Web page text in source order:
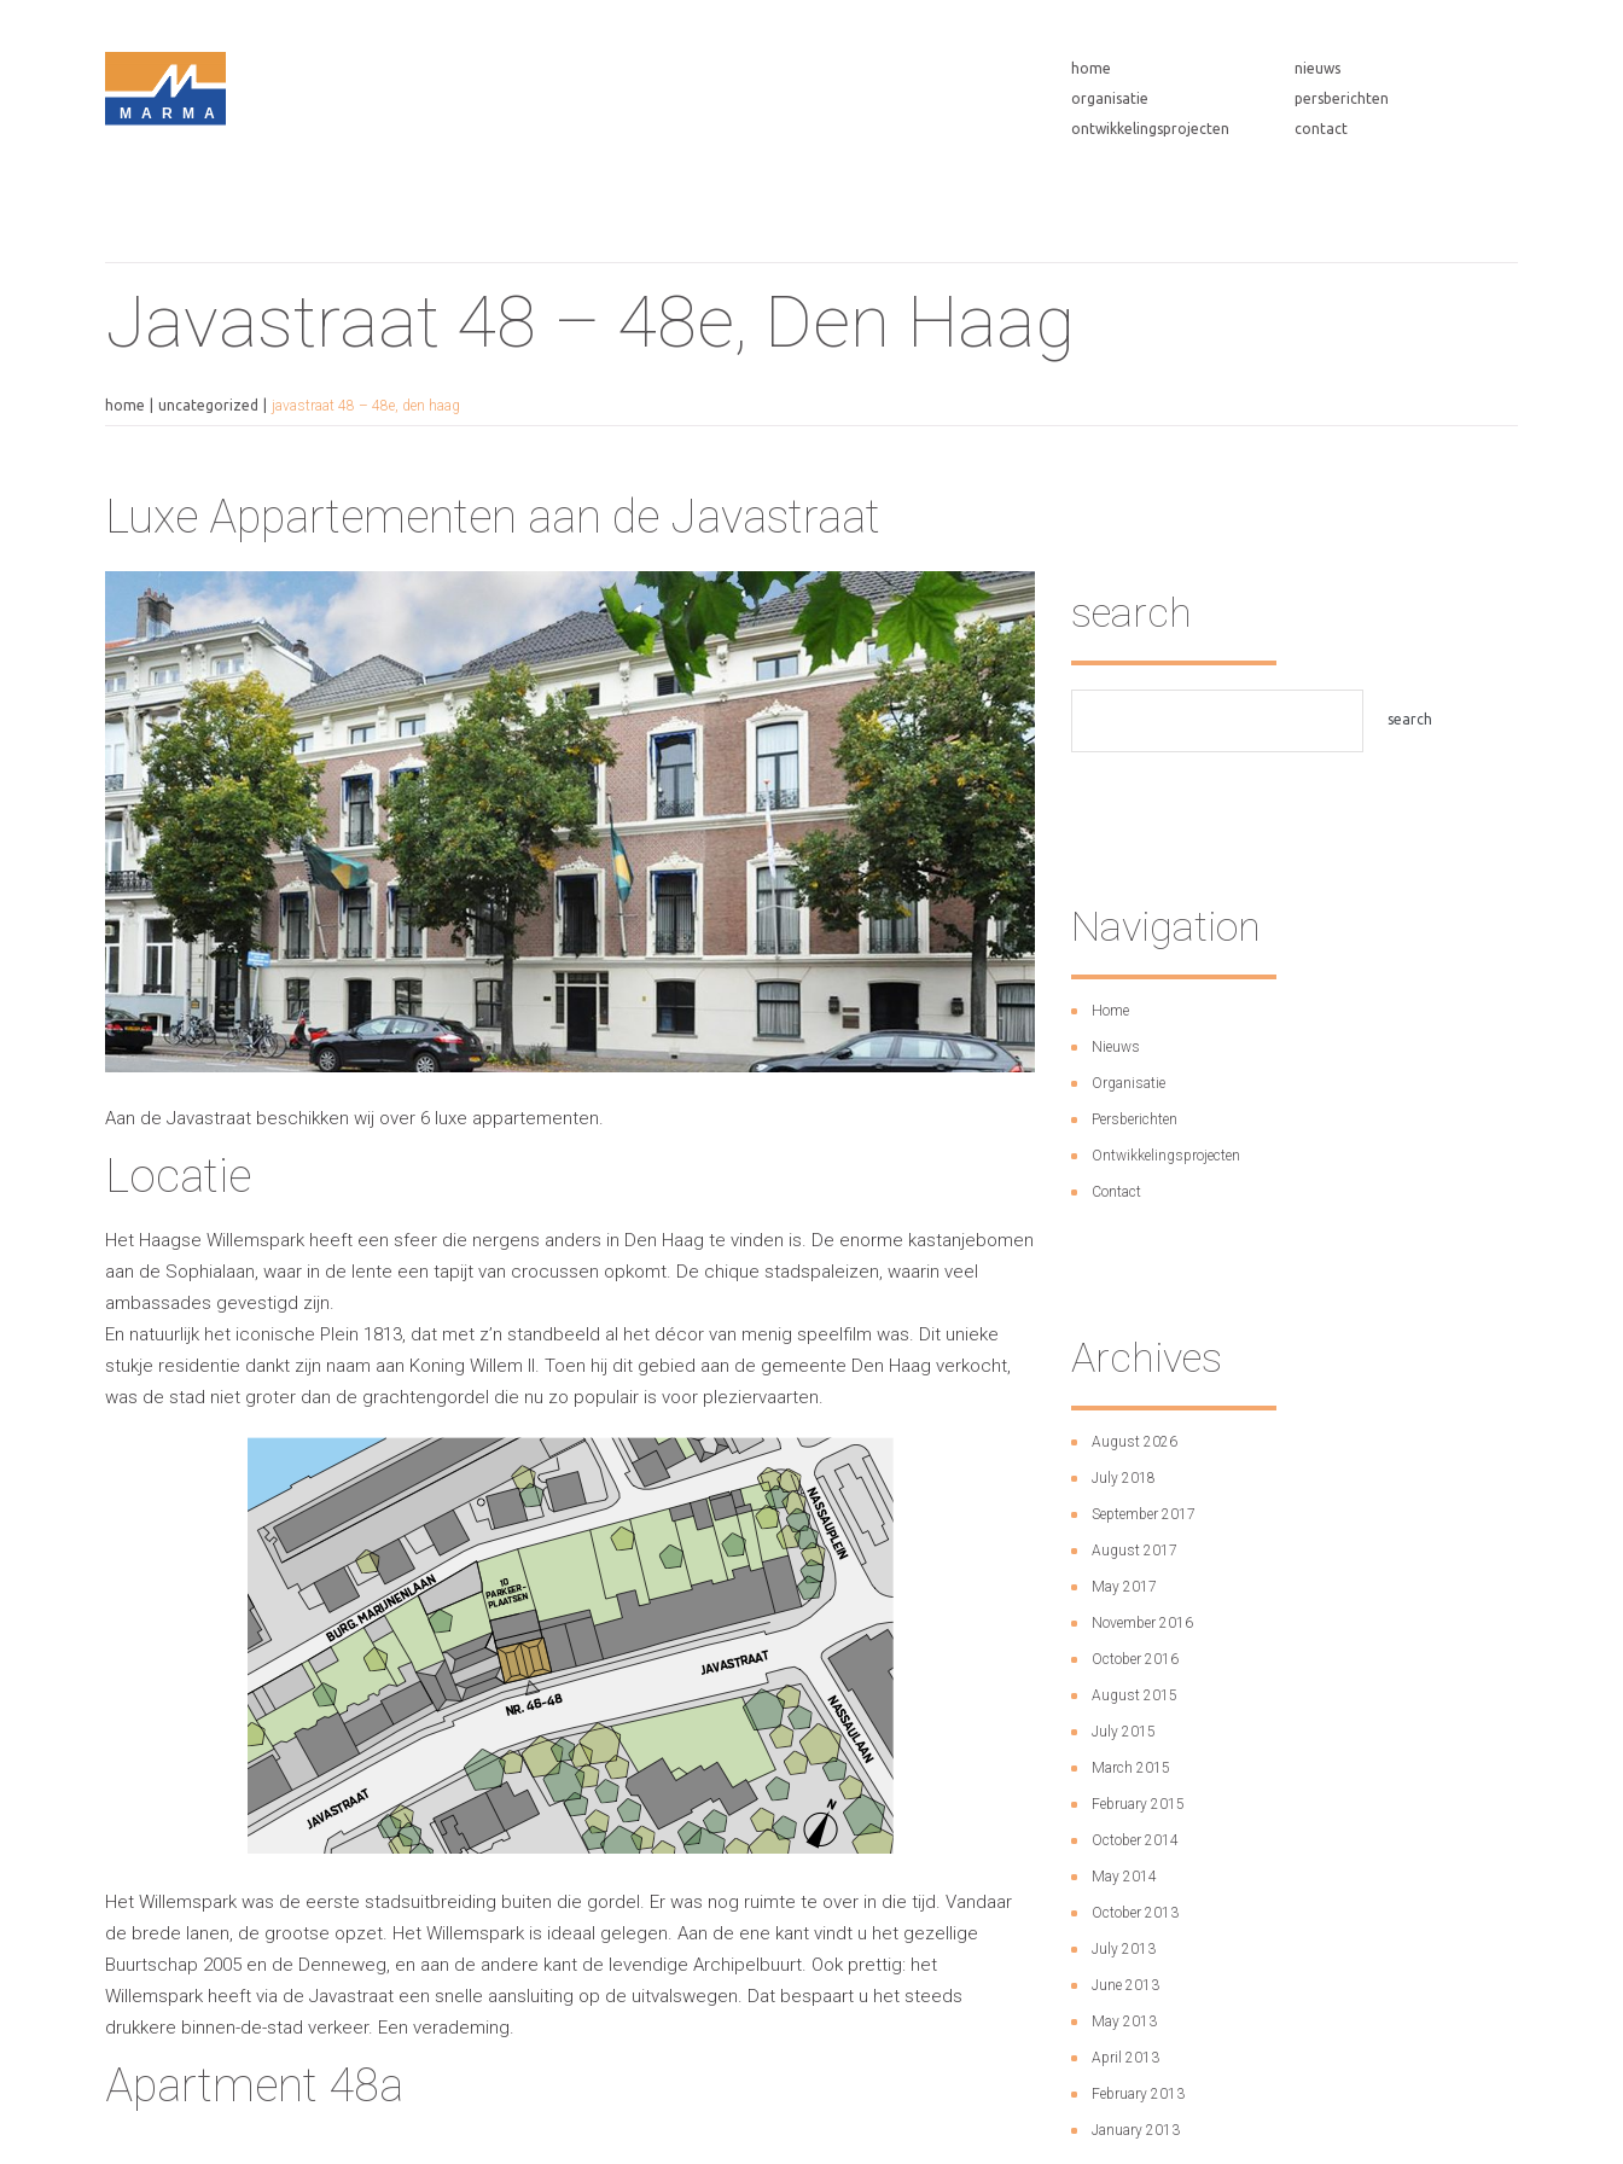
MARMA
home
nieuws
organisatie
persberichten
ontwikkelingsprojecten
contact
Javastraat 48 – 48e, Den Haag
home uncategorized javastraat 48 – 48e, den haag
Luxe Appartementen aan de Javastraat
Aan de Javastraat beschikken wij over 6 luxe appartementen.
Locatie
Het Haagse Willemspark heeft een sfeer die nergens anders in Den Haag te vinden is. De enorme kastanjebomen
aan de Sophialaan, waar in de lente een tapijt van crocussen opkomt. De chique stadspaleizen, waarin veel
ambassades gevestigd zijn.
En natuurlijk het iconische Plein 1813, dat met z’n standbeeld al het décor van menig speelfilm was. Dit unieke
stukje residentie dankt zijn naam aan Koning Willem II. Toen hij dit gebied aan de gemeente Den Haag verkocht,
was de stad niet groter dan de grachtengordel die nu zo populair is voor pleziervaarten.
Het Willemspark was de eerste stadsuitbreiding buiten die gordel. Er was nog ruimte te over in die tijd. Vandaar
de brede lanen, de grootse opzet. Het Willemspark is ideaal gelegen. Aan de ene kant vindt u het gezellige
Buurtschap 2005 en de Denneweg, en aan de andere kant de levendige Archipelbuurt. Ook prettig: het
Willemspark heeft via de Javastraat een snelle aansluiting op de uitvalswegen. Dat bespaart u het steeds
drukkere binnen-de-stad verkeer. Een verademing.
Apartment 48a
search
Navigation
Home
Nieuws
Organisatie
Persberichten
Ontwikkelingsprojecten
Contact
Archives
August 2026
July 2018
September 2017
August 2017
May 2017
November 2016
October 2016
August 2015
July 2015
March 2015
February 2015
October 2014
May 2014
October 2013
July 2013
June 2013
May 2013
April 2013
February 2013
January 2013